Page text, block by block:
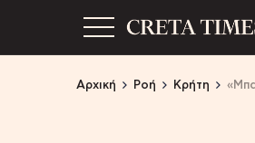
Αρχική Ροή Κρήτη